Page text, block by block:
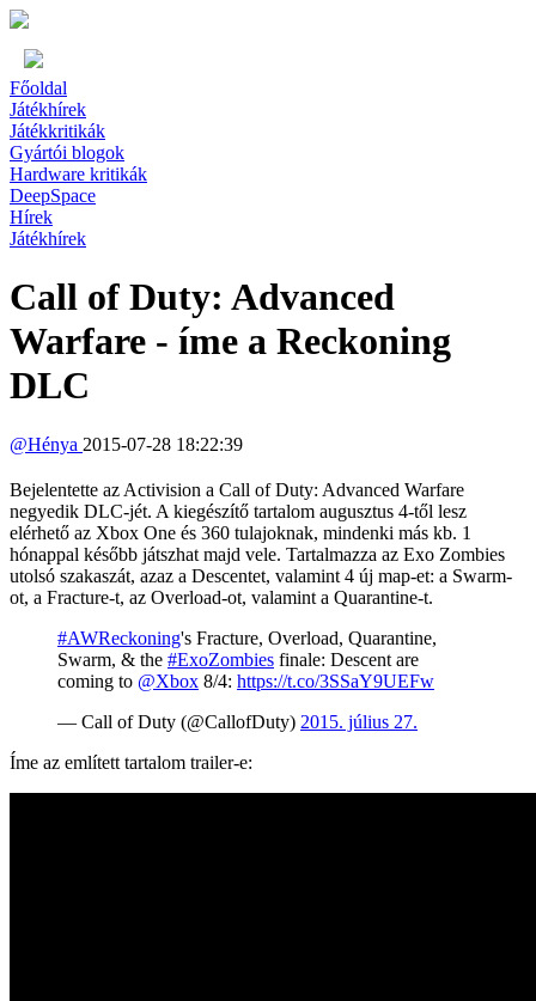
Főoldal
Játékhírek
Játékkritikák
Gyártói blogok
Hardware kritikák
DeepSpace
Hírek
Játékhírek
Call of Duty: Advanced
Warfare - íme a Reckoning
DLC
@Hénya 2015-07-28 18:22:39
Bejelentette az Activision a Call of Duty: Advanced Warfare
negyedik DLC-jét. A kiegészítő tartalom augusztus 4-től lesz
elérhető az Xbox One és 360 tulajoknak, mindenki más kb. 1
hónappal később játszhat majd vele. Tartalmazza az Exo Zombies
utolsó szakaszát, azaz a Descentet, valamint 4 új map-et: a Swarm-
ot, a Fracture-t, az Overload-ot, valamint a Quarantine-t.
#AWReckoning's Fracture, Overload, Quarantine,
Swarm, & the #ExoZombies finale: Descent are
coming to @Xbox 8/4: https://t.co/3SSaY9UEFw
— Call of Duty (@CallofDuty) 2015. július 27.
Íme az említett tartalom trailer-e: